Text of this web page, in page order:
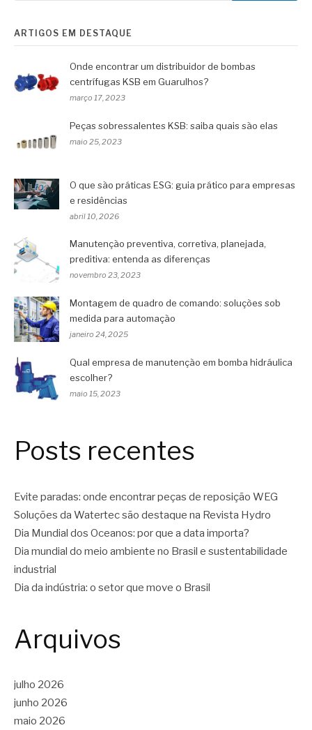
ARTIGOS EM DESTAQUE
Onde encontrar um distribuidor de bombas
centrífugas KSB em Guarulhos?
março 17, 2023
Peças sobressalentes KSB: saiba quais são elas
maio 25, 2023
O que são práticas ESG: guia prático para empresas
e residências
abril 10, 2026
Manutenção preventiva, corretiva, planejada,
preditiva: entenda as diferenças
novembro 23, 2023
Montagem de quadro de comando: soluções sob
medida para automação
janeiro 24, 2025
Qual empresa de manutenção em bomba hidráulica
escolher?
maio 15, 2023
Posts recentes
Evite paradas: onde encontrar peças de reposição WEG
Soluções da Watertec são destaque na Revista Hydro
Dia Mundial dos Oceanos: por que a data importa?
Dia mundial do meio ambiente no Brasil e sustentabilidade
industrial
Dia da indústria: o setor que move o Brasil
Arquivos
julho 2026
junho 2026
maio 2026